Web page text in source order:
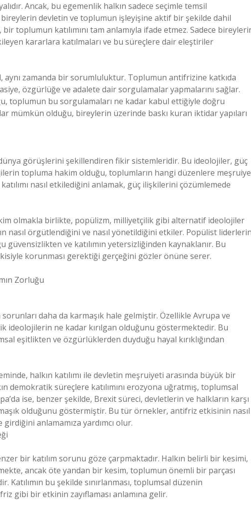
Ancak, bu egemenlik halkın sadece seçimle temsil
bireylerin devletin ve toplumun işleyişine aktif bir şekilde dahil
toplumun katılımını tam anlamıyla ifade etmez. Sadece
kararlara katılmaları ve bu süreçlere dair eleştiriler
aynı zamanda bir sorumluluktur. Toplumun antifrizine katkıda
özgürlüğe ve adalete dair sorgulamalar yapmalarını sağlar.
toplumun bu sorgulamaları ne kadar kabul ettiğiyle doğru
mümkün olduğu, bireylerin üzerinde baskı kuran iktidar yapıları
görüşlerini şekillendiren fikir sistemleridir. Bu ideolojiler, güç
topluma hakim olduğu, toplumların hangi düzenlere
nasıl etkilediğini anlamak, güç ilişkilerini çözümlemede
olmakla birlikte, popülizm, milliyetçilik gibi alternatif ideolojiler
nasıl örgütlendiğini ve nasıl yönetildiğini etkiler. Popülist
ve katılımın yetersizliğinden kaynaklanır. Bu
korunması gerektiği gerçeğini gözler önüne serer.
Zorluğu
daha da karmaşık hale gelmiştir. Özellikle Avrupa ve
ideolojilerin ne kadar kırılgan olduğunu göstermektedir. Bu
eşitlikten ve özgürlüklerden duyduğu hayal kırıklığından
halkın katılımı ile devletin meşruiyeti arasında büyük bir
demokratik süreçlere katılımını erozyona uğratmış, toplumsal
ise, benzer şekilde, Brexit süreci, devletlerin ve halkların karşı
olduğunu göstermiştir. Bu tür örnekler, antifriz etkisinin nasıl
anlamamıza yardımcı olur.
bir katılım sorunu göze çarpmaktadır. Halkın belirli bir kesimi,
ancak öte yandan bir kesim, toplumun önemli bir parçası
bu şekilde sınırlanması, toplumsal düzenin
gibi bir etkinin zayıflaması anlamına gelir.